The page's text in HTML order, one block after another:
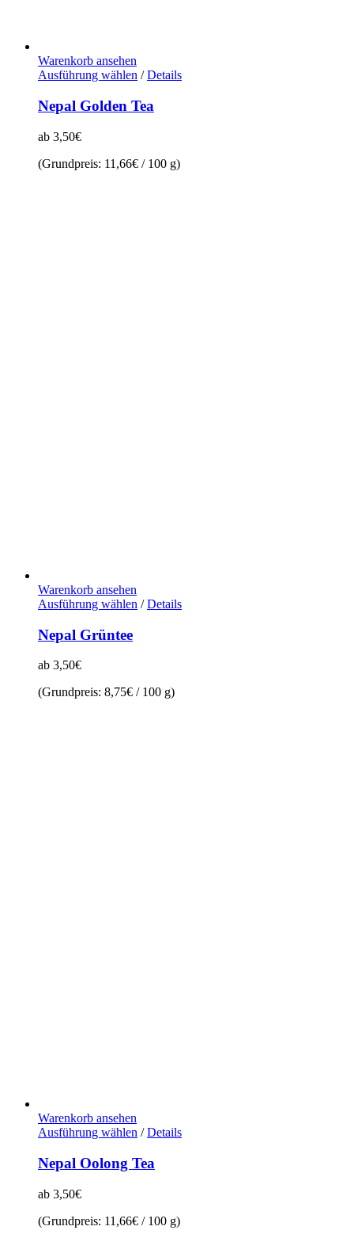
Warenkorb ansehen
Ausführung wählen Dieses
weist
mehrere
Die
Optionen
/ Details
Nepal Golden Tea
ab 3,50€
(Grundpreis: 11,66€ / 100 g)
Warenkorb ansehen
Ausführung wählen Dieses
Die
Optionen
/ Details
Nepal Grüntee
ab 3,50€
(Grundpreis: 8,75€ / 100 g)
Warenkorb ansehen
Ausführung wählen Dieses
weist
mehrere
Die
Optionen
/ Details
Nepal Oolong Tea
ab 3,50€
(Grundpreis: 11,66€ / 100 g)